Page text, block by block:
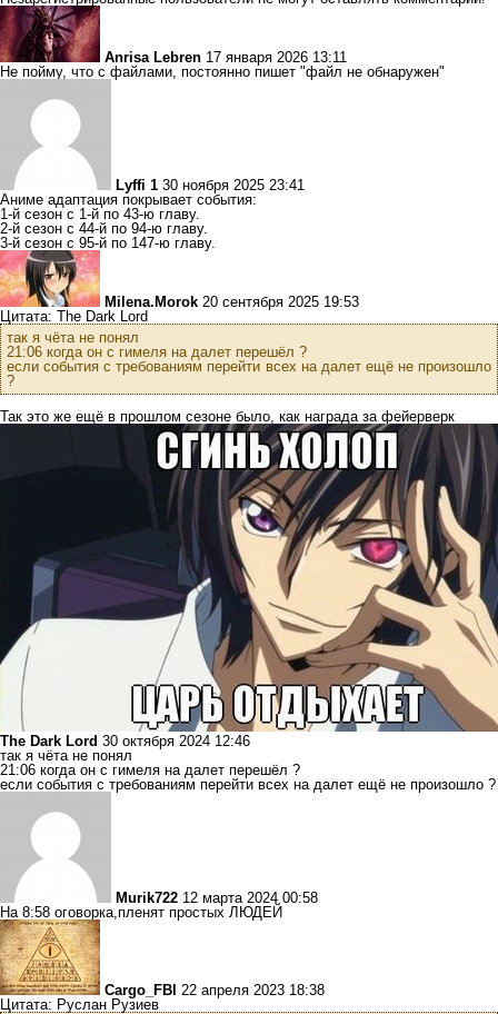
Anrisa Lebren 17 января 2026 13:11
Не пойму, что с файлами, постоянно пишет "файл не обнаружен"
Lyffi 1 30 ноября 2025 23:41
Аниме адаптация покрывает события:
1-й сезон с 1-й по 43-ю главу.
2-й сезон с 44-й по 94-ю главу.
3-й сезон с 95-й по 147-ю главу.
Milena.Morok 20 сентября 2025 19:53
Цитата: The Dark Lord
так я чёта не понял
21:06 когда он с гимеля на далет перешёл ?
если события с требованиям перейти всех на далет ещё не произошло
?
Так это же ещё в прошлом сезоне было, как награда за фейерверк
The Dark Lord 30 октября 2024 12:46
так я чёта не понял
21:06 когда он с гимеля на далет перешёл ?
если события с требованиям перейти всех на далет ещё не произошло ?
Murik722 12 марта 2024 00:58
На 8:58 оговорка,пленят простых ЛЮДЕЙ
Cargo_FBI 22 апреля 2023 18:38
Цитата: Руслан Рузиев